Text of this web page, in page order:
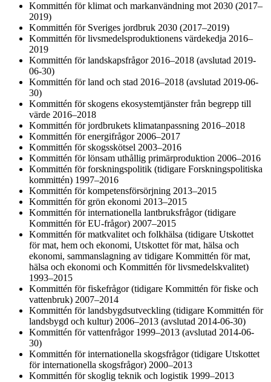
Kommittén för klimat och markanvändning mot 2030 (2017–
2019)
Kommittén för Sveriges jordbruk 2030 (2017–2019)
Kommittén för livsmedelsproduktionens värdekedja 2016–
2019
Kommittén för landskapsfrågor 2016–2018 (avslutad 2019-
06-30)
Kommittén för land och stad 2016–2018 (avslutad 2019-06-
30)
Kommittén för skogens ekosystemtjänster från begrepp till
värde 2016–2018
Kommittén för jordbrukets klimatanpassning 2016–2018
Kommittén för energifrågor 2006–2017
Kommittén för skogsskötsel 2003–2016
Kommittén för lönsam uthållig primärproduktion 2006–2016
Kommittén för forskningspolitik (tidigare Forskningspolitiska
kommittén) 1997–2016
Kommittén för kompetensförsörjning 2013–2015
Kommittén för grön ekonomi 2013–2015
Kommittén för internationella lantbruksfrågor (tidigare
Kommittén för EU-frågor) 2007–2015
Kommittén för matkvalitet och folkhälsa (tidigare Utskottet
för mat, hem och ekonomi, Utskottet för mat, hälsa och
ekonomi, sammanslagning av tidigare Kommittén för mat,
hälsa och ekonomi och Kommittén för livsmedelskvalitet)
1993–2015
Kommittén för fiskefrågor (tidigare Kommittén för fiske och
vattenbruk) 2007–2014
Kommittén för landsbygdsutveckling (tidigare Kommittén för
landsbygd och kultur) 2006–2013 (avslutad 2014-06-30)
Kommittén för vattenfrågor 1999–2013 (avslutad 2014-06-
30)
Kommittén för internationella skogsfrågor (tidigare Utskottet
för internationella skogsfrågor) 2000–2013
Kommittén för skoglig teknik och logistik 1999–2013